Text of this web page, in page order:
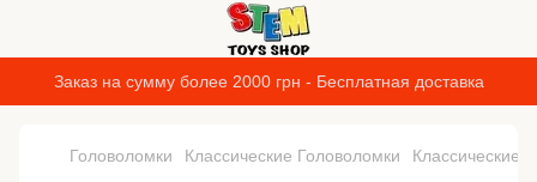
Заказ на сумму более 2000 грн - Бесплатная доставка
Головоломки Классические Головоломки Классические